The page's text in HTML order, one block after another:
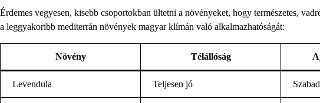
Érdemes vegyesen, kisebb csoportokban ültetni a növényeket, hogy természetes,
a leggyakoribb mediterrán növények magyar klímán való alkalmazhatóságát:
Növény Télállóság
Levendula Teljesen jó